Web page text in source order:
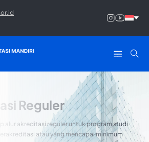
Reguler
alur akreditasi reguler untuk program studi
atau yang mencapai minimum